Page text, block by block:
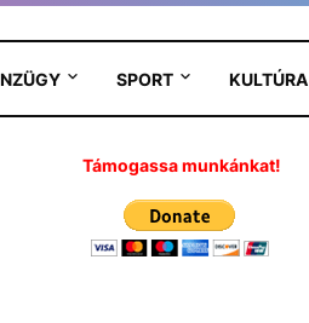
SPORT KULTÚRA
Támogassa munkánkat!